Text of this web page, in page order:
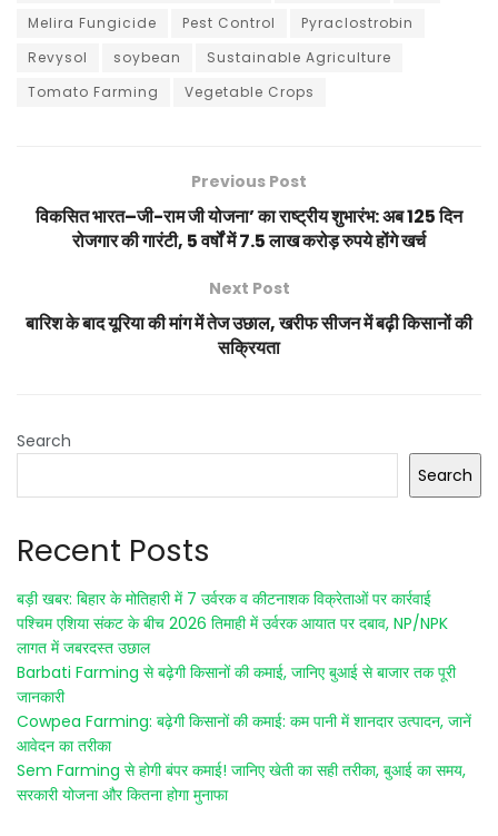
Melira Fungicide
Pest Control
Pyraclostrobin
Revysol
soybean
Sustainable Agriculture
Tomato Farming
Vegetable Crops
Previous Post
विकसित भारत–जी-राम जी योजना’ का राष्ट्रीय शुभारंभ: अब 125 दिन
रोजगार की गारंटी, 5 वर्षों में 7.5 लाख करोड़ रुपये होंगे खर्च
Next Post
बारिश के बाद यूरिया की मांग में तेज उछाल, खरीफ सीजन में बढ़ी किसानों की
सक्रियता
Search
Search
Recent Posts
बड़ी खबर: बिहार के मोतिहारी में 7 उर्वरक व कीटनाशक विक्रेताओं पर कार्रवाई
पश्चिम एशिया संकट के बीच 2026 तिमाही में उर्वरक आयात पर दबाव, NP/NPK
लागत में जबरदस्त उछाल
Barbati Farming से बढ़ेगी किसानों की कमाई, जानिए बुआई से बाजार तक पूरी
जानकारी
Cowpea Farming: बढ़ेगी किसानों की कमाई: कम पानी में शानदार उत्पादन, जानें
आवेदन का तरीका
Sem Farming से होगी बंपर कमाई! जानिए खेती का सही तरीका, बुआई का समय,
सरकारी योजना और कितना होगा मुनाफा